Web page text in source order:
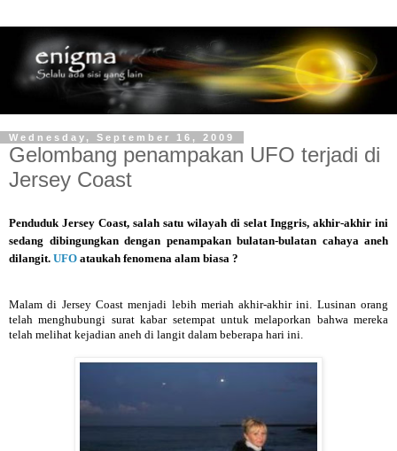
Wednesday, September 16, 2009
Gelombang penampakan UFO terjadi di
Jersey Coast
Penduduk Jersey Coast, salah satu wilayah di selat Inggris, akhir-akhir ini
sedang dibingungkan dengan penampakan bulatan-bulatan cahaya aneh
dilangit. UFO ataukah fenomena alam biasa ?
Malam di Jersey Coast menjadi lebih meriah akhir-akhir ini. Lusinan orang
telah menghubungi surat kabar setempat untuk melaporkan bahwa mereka
telah melihat kejadian aneh di langit dalam beberapa hari ini.